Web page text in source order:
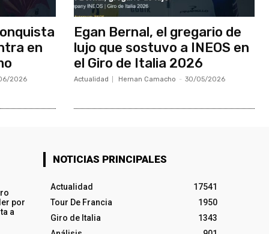
en
2026
Egan Bernal, el gregario de
lujo que sostuvo a INEOS en
el Giro de Italia 2026
Actualidad Hernan Camacho - 30/05/2026
por
a
NOTICIAS PRINCIPALES
Actualidad
17541
Tour De Francia
1950
Giro de Italia
1343